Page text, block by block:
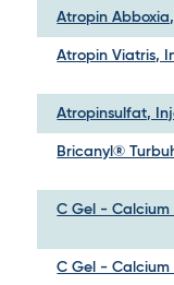
Atropin
Atropin Viatris,
Atropinsulfat,
Bricanyl®
C Gel - Calcium
C Gel - Calcium